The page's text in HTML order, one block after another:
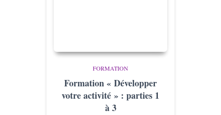
FORMATION
Formation « Développer
votre activité » : parties 1
à 3